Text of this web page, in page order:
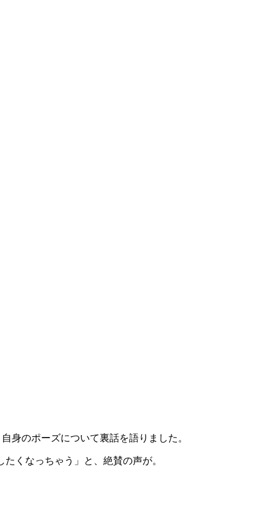
身のポーズについて裏話を語りました。
くなっちゃう」と、絶賛の声が。